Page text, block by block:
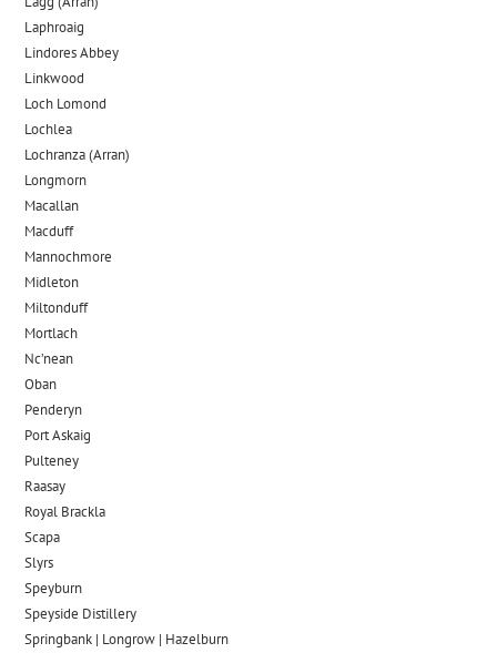
Laphroaig
Lindores Abbey
Linkwood
Loch Lomond
Lochlea
Lochranza (Arran)
Longmorn
Macallan
Macduff
Mannochmore
Midleton
Miltonduff
Mortlach
Nc’nean
Oban
Penderyn
Port Askaig
Pulteney
Raasay
Royal Brackla
Scapa
Slyrs
Speyburn
Speyside Distillery
Springbank | Longrow | Hazelburn